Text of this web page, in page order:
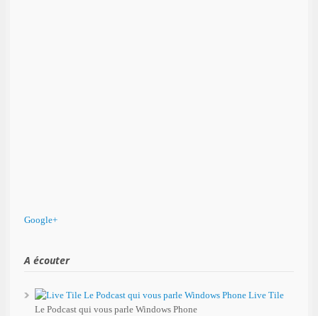
Google+
A écouter
Live Tile
Le Podcast qui vous parle Windows Phone